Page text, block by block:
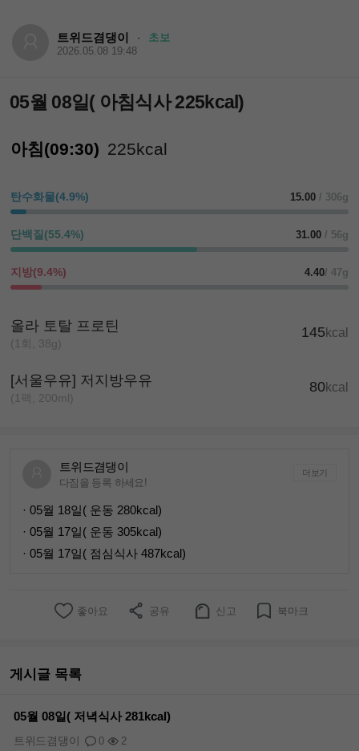
트위드겸댕이 · 초보
2026.05.08 19:48
05월 08일( 아침식사 225kcal)
아침(09:30) 225kcal
탄수화물(4.9%) 15.00 / 306g
단백질(55.4%) 31.00 / 56g
지방(9.4%) 4.40/ 47g
올라 토탈 프로틴
(1회, 38g)
145 kcal
[서울우유] 저지방우유
(1팩, 200ml)
80kcal
트위드겸댕이
다짐을 등록 하세요!
더보기
· 05월 18일( 운동 280kcal)
· 05월 17일( 운동 305kcal)
· 05월 17일( 점심식사 487kcal)
좋아요 공유 신고 북마크
게시글 목록
05월 08일( 저녁식사 281kcal)
0 2
트위드겸댕이